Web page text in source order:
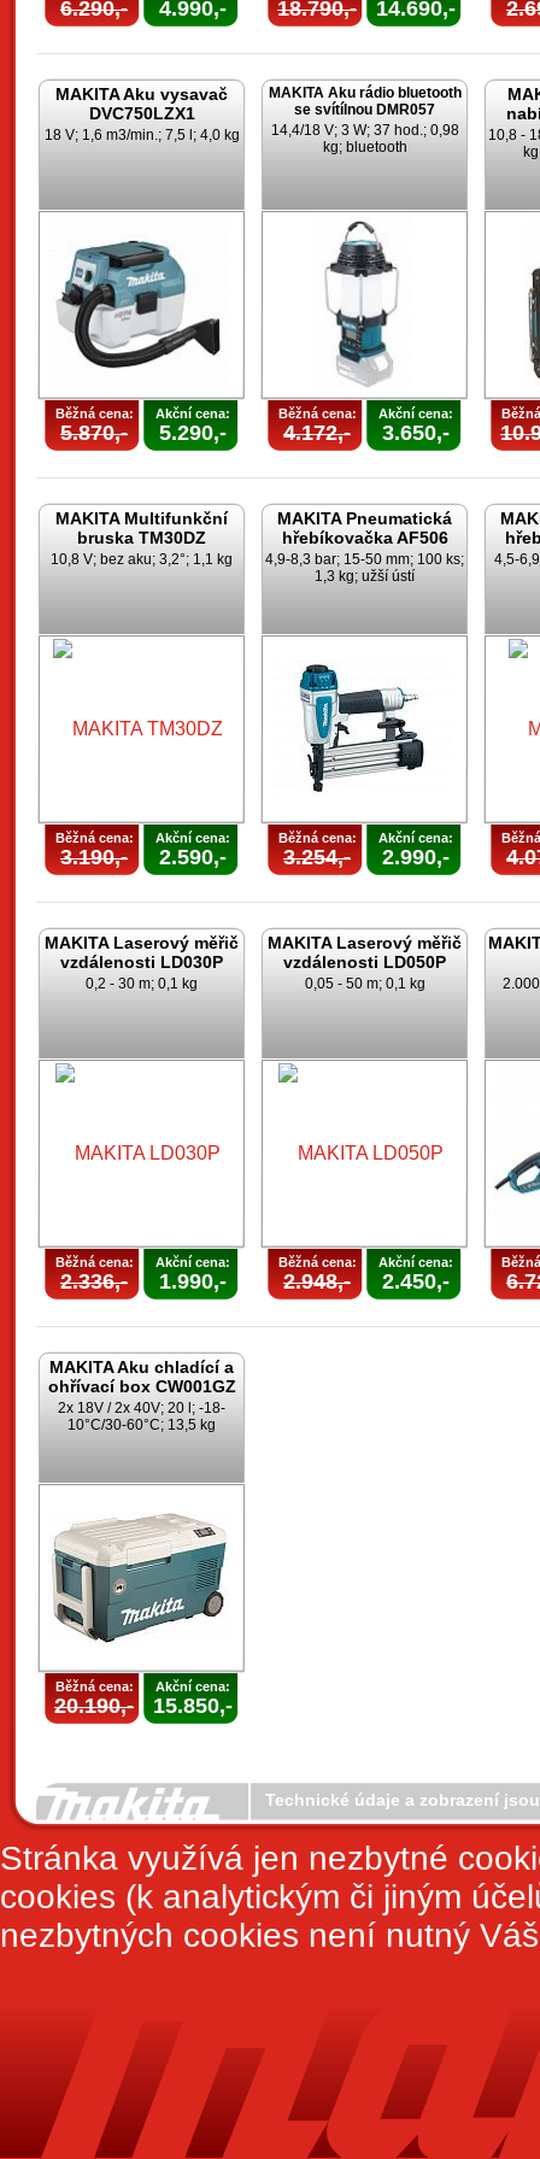
6.290,- 4.990,- 18.790,- 14.690,-
MAKITA Aku vysavač
DVC750LZX1
18 V; 1,6 m3/min.; 7,5 l; 4,0 kg
Běžná cena:
5.870,-
Akční cena:
5.290,-
MAKITA Aku rádio bluetooth
se svítílnou DMR057
14,4/18 V; 3 W; 37 hod.; 0,98
kg; bluetooth
Běžná cena:
4.172,-
Akční cena:
3.650,-
10,8 -
MAKITA Multifunkční
bruska TM30DZ
10,8 V; bez aku; 3,2°; 1,1 kg
Běžná cena:
3.190,-
Akční cena:
2.590,-
MAKITA Pneumatická
hřebíkovačka AF506
4,9-8,3 bar; 15-50 mm; 100 ks;
1,3 kg; užší ústí
Běžná cena:
3.254,-
Akční cena:
2.990,-
4,5-
MAKITA Laserový měřič
vzdálenosti LD030P
0,2 - 30 m; 0,1 kg
Běžná cena:
2.336,-
Akční cena:
1.990,-
MAKITA Laserový měřič
vzdálenosti LD050P
0,05 - 50 m; 0,1 kg
Běžná cena:
2.948,-
Akční cena:
2.450,-
MAKITA Aku chladící a
ohřívací box CW001GZ
2x 18V / 2x 40V; 20 l; -18-
10°C/30-60°C; 13,5 kg
Běžná cena:
20.190,-
Akční cena:
15.850,-
Technické údaje a zobrazení
Stránka využívá jen nezbytné
cookies (k analytickým či jiným
nezbytných cookies není nutný